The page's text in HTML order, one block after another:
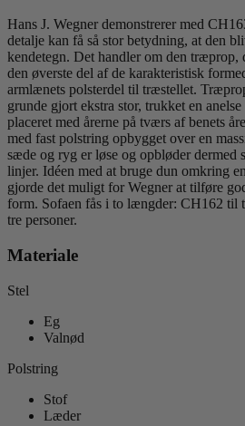
Hans J. Wegner demonstrerer med
detalje kan få så stor betydning, at den
kendetegn. Det handler om den
den øverste del af de karakteristisk
armlænets polsterdel til træstellet.
grunde gjort ekstra stor, trukket en
placeret med årerne på tværs af benets
med fast polstring opbygget over en
sæde og ryg er løse og opbløder dermed
linjer. Idéen med at bruge dun omkring
gjorde det muligt for Wegner at tilføre
form. Sofaen fås i to længder: CH162 til
tre personer.
Materiale
Stel
Eg
Valnød
Polstring
Stof
Læder